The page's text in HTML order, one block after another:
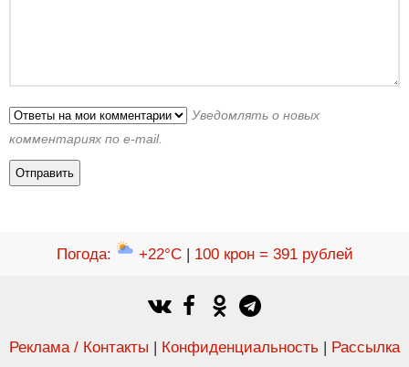
Уведомлять о новых
комментариях по e-mail.
Погода: +22°C| 100 крон = 391 рублей
Реклама / Контакты | Конфиденциальность | Рассылка